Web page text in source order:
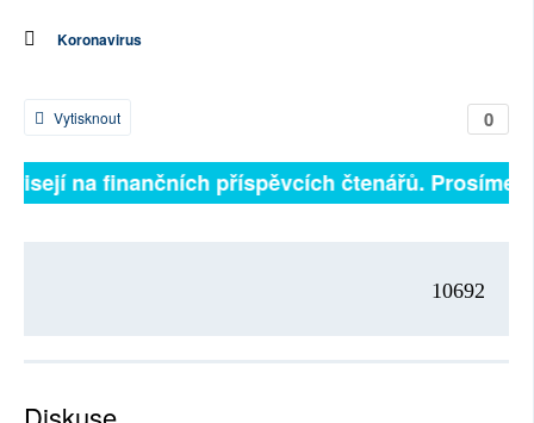
Koronavirus
0
Vytisknout
na finančních příspěvcích čtenářů. Prosíme,
10692